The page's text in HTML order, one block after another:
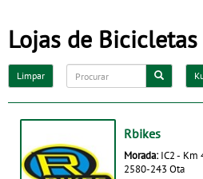
Lojas de
Limpar
Rbikes
Morada: IC2 - Km
2580-243 Ota